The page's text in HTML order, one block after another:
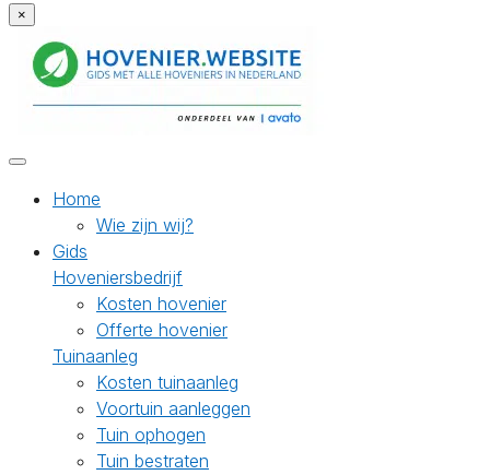
×
Home
Wie zijn wij?
Gids
Hoveniersbedrijf
Kosten hovenier
Offerte hovenier
Tuinaanleg
Kosten tuinaanleg
Voortuin aanleggen
Tuin ophogen
Tuin bestraten